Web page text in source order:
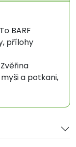
BARF
přílohy
a potkani,